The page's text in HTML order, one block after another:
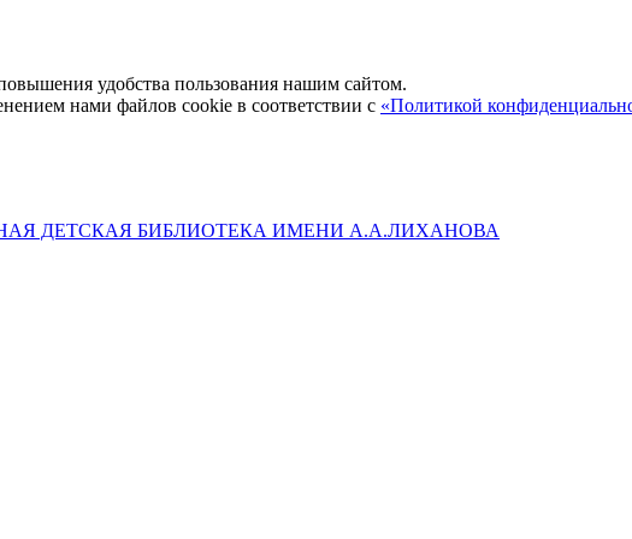
удобства пользования нашим сайтом.
нами файлов cookie в соответствии с «Политикой
ДЕТСКАЯ БИБЛИОТЕКА ИМЕНИ А.А.ЛИХАНОВА